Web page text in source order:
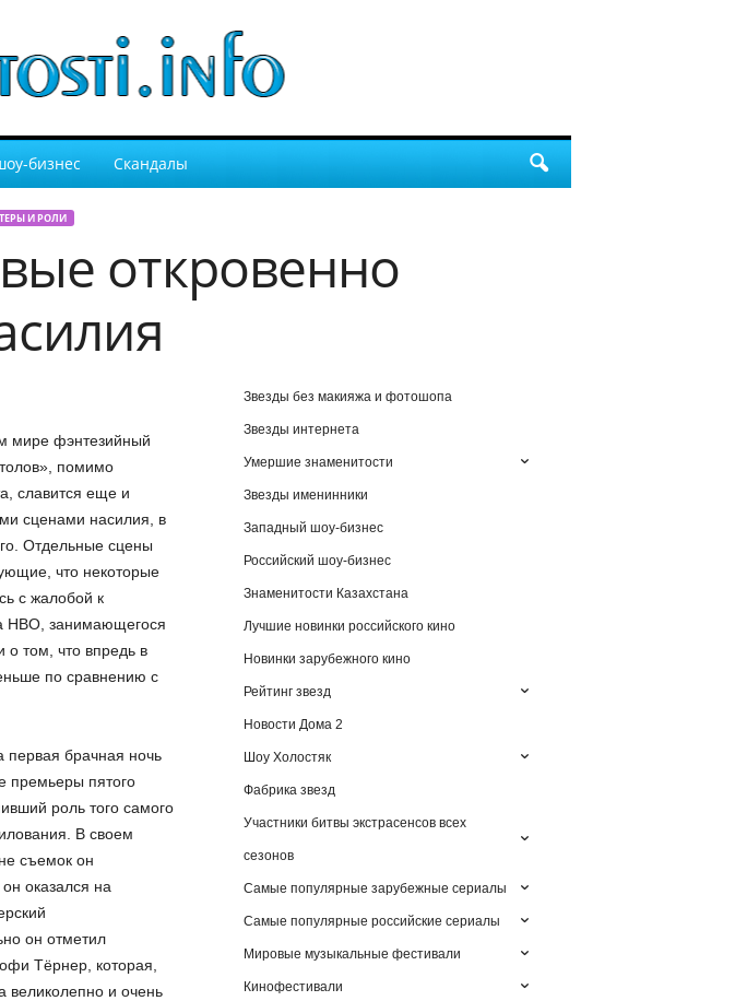
бизнес Скандалы
И РОЛИ
откровенно
мире фэнтезийный
помимо
славится еще и
сценами насилия, в
Отдельные сцены
что некоторые
с жалобой к
НВО, занимающегося
о том, что впредь в
по сравнению с
брачная ночь
премьеры пятого
роль того самого
В своем
съемок он
оказался на
он отметил
Тёрнер, которая,
великолепно и очень
Звезды без макияжа и фотошопа
Звезды интернета
Умершие знаменитости
Звезды именинники
Западный шоу-бизнес
Российский шоу-бизнес
Знаменитости Казахстана
Лучшие новинки российского кино
Новинки зарубежного кино
Рейтинг звезд
Новости Дома 2
Шоу Холостяк
Фабрика звезд
Участники битвы экстрасенсов всех
сезонов
Самые популярные зарубежные сериалы
Самые популярные российские сериалы
Мировые музыкальные фестивали
Кинофестивали